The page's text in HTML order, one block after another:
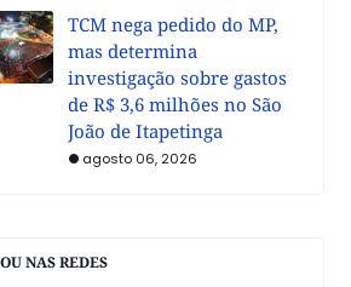
TCM nega pedido do MP,
mas determina
investigação sobre gastos
de R$ 3,6 milhões no São
João de Itapetinga
agosto 06, 2026
NAS REDES